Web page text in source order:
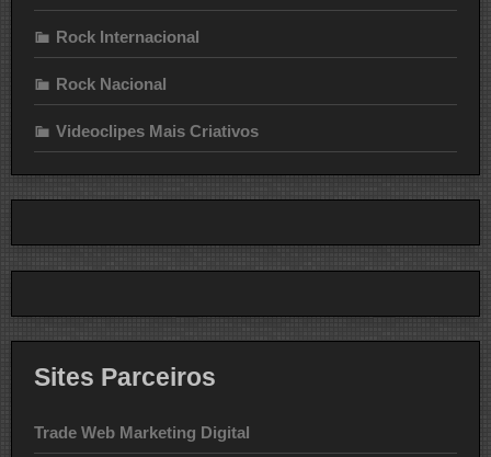
Rock Internacional
Rock Nacional
Videoclipes Mais Criativos
Sites Parceiros
Trade Web Marketing Digital